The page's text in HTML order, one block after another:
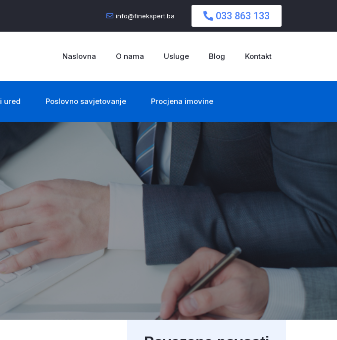
info@finekspert.ba 033 863 133
Naslovna O nama Usluge Blog Kontakt
ured Poslovno savjetovanje Procjena imovine